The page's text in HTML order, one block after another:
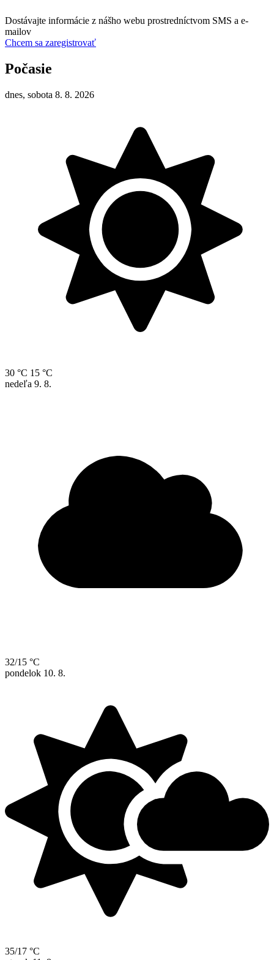
Dostávajte informácie z nášho webu prostredníctvom SMS a e-
mailov
Chcem sa zaregistrovať
Počasie
dnes, sobota 8. 8. 2026
30 °C 15 °C
nedeľa 9. 8.
32/15 °C
pondelok 10. 8.
35/17 °C